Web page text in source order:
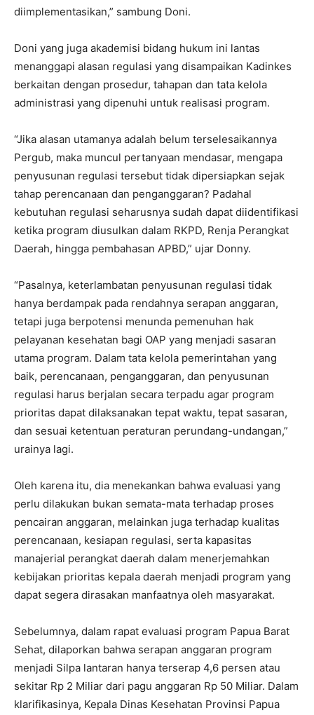
diimplementasikan,” sambung Doni.
Doni yang juga akademisi bidang hukum ini lantas
menanggapi alasan regulasi yang disampaikan Kadinkes
berkaitan dengan prosedur, tahapan dan tata kelola
administrasi yang dipenuhi untuk realisasi program.
“Jika alasan utamanya adalah belum terselesaikannya
Pergub, maka muncul pertanyaan mendasar, mengapa
penyusunan regulasi tersebut tidak dipersiapkan sejak
tahap perencanaan dan penganggaran? Padahal
kebutuhan regulasi seharusnya sudah dapat diidentifikasi
ketika program diusulkan dalam RKPD, Renja Perangkat
Daerah, hingga pembahasan APBD,” ujar Donny.
“Pasalnya, keterlambatan penyusunan regulasi tidak
hanya berdampak pada rendahnya serapan anggaran,
tetapi juga berpotensi menunda pemenuhan hak
pelayanan kesehatan bagi OAP yang menjadi sasaran
utama program. Dalam tata kelola pemerintahan yang
baik, perencanaan, penganggaran, dan penyusunan
regulasi harus berjalan secara terpadu agar program
prioritas dapat dilaksanakan tepat waktu, tepat sasaran,
dan sesuai ketentuan peraturan perundang-undangan,”
urainya lagi.
Oleh karena itu, dia menekankan bahwa evaluasi yang
perlu dilakukan bukan semata-mata terhadap proses
pencairan anggaran, melainkan juga terhadap kualitas
perencanaan, kesiapan regulasi, serta kapasitas
manajerial perangkat daerah dalam menerjemahkan
kebijakan prioritas kepala daerah menjadi program yang
dapat segera dirasakan manfaatnya oleh masyarakat.
Sebelumnya, dalam rapat evaluasi program Papua Barat
Sehat, dilaporkan bahwa serapan anggaran program
menjadi Silpa lantaran hanya terserap 4,6 persen atau
sekitar Rp 2 Miliar dari pagu anggaran Rp 50 Miliar. Dalam
klarifikasinya, Kepala Dinas Kesehatan Provinsi Papua